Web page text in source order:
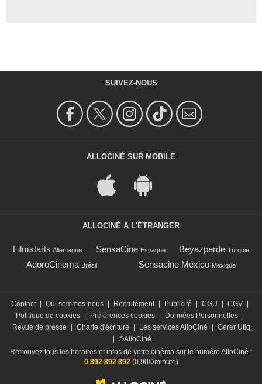
SUIVEZ-NOUS
ALLOCINÉ SUR MOBILE
ALLOCINÉ À L'ÉTRANGER
Filmstarts Allemagne SensaCine Espagne Beyazperde Turquie
AdoroCinema Brésil Sensacine México Mexique
Contact | Qui sommes-nous | Recrutement | Publicité | CGU | CGV |
Politique de cookies | Préférences cookies | Données Personnelles |
Revue de presse
| Charte d'écriture | Les services AlloCiné | Gérer Utiq
| ©AlloCiné
Retrouvez tous les horaires et infos de votre cinéma sur le numéro AlloCiné :
0 892 892 892 (0,90€/minute)